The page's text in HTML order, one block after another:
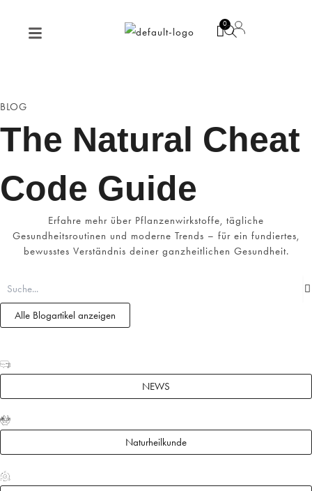
Menü
BLOG
The Natural Cheat
Code Guide
Erfahre mehr über Pflanzenwirkstoffe, tägliche
Gesundheitsroutinen und moderne Trends – für ein fundiertes,
bewusstes Verständnis deiner ganzheitlichen Gesundheit.
Alle Blogartikel anzeigen
News
NEWS
Naturheilkunde